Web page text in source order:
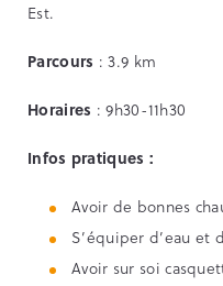
Est.
Parcours : 3.9 km
Horaires : 9h30-11h30
Infos pratiques :
Avoir de bonnes
S’équiper d’eau et
Avoir sur soi